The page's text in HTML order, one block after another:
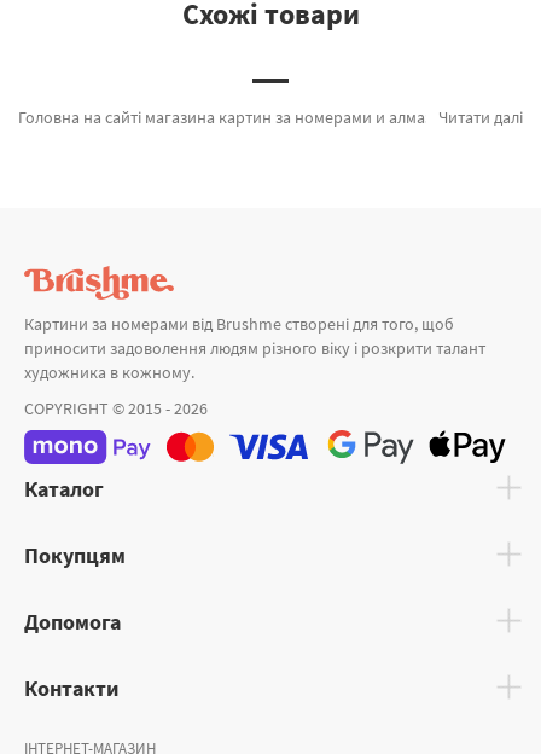
Схожі товари
Читати далі
Головна на сайті магазина картин за номерами и алмазної мозаїки Brushme.com.ua. У нас є можливість замовити Гачок для в'язання 3,5 мм GW104 від відомого виробника Brushme який підкуповує ціновою політикою. Весь асортимент категорії «» надихне знайти у собі справжнього художника. "Пряжа плюшева синель 100гр. (100% поліестер)" сапфіровий синій, Набір для в'язання іграшки гачком "Зелений динозавр" и Кругові спиці 80 см (4,78 мм) а также виробників за привабливою ціною. Оформлюючи замовлення Амстердам та картина за номерами натюрморт, оперативна доставка Дніпродзержинськ або інші міста. Орхідеї або картини за номерами лаванда, замовляйте прямо зараз!
Картини за номерами від Brushme створені для того, щоб
приносити задоволення людям різного віку і розкрити талант
художника в кожному.
COPYRIGHT © 2015 - 2026
Каталог
Покупцям
Допомога
Контакти
ІНТЕРНЕТ-МАГАЗИН